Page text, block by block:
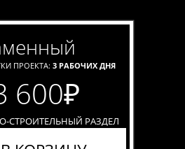
ПРОЕКТА: 3 РАБОЧИХ ДНЯ
600₽
СТРОИТЕЛЬНЫЙ РАЗДЕЛ